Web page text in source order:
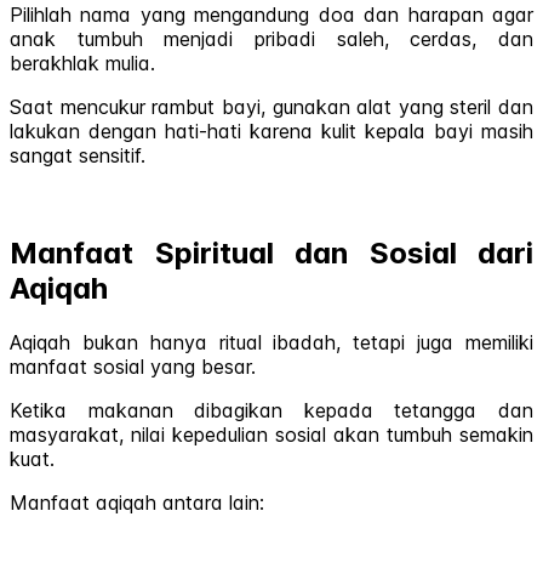
Pilihlah nama yang mengandung doa dan harapan agar
anak tumbuh menjadi pribadi saleh, cerdas, dan
berakhlak mulia.
Saat mencukur rambut bayi, gunakan alat yang steril dan
lakukan dengan hati-hati karena kulit kepala bayi masih
sangat sensitif.
Manfaat Spiritual dan Sosial dari
Aqiqah
Aqiqah bukan hanya ritual ibadah, tetapi juga memiliki
manfaat sosial yang besar.
Ketika makanan dibagikan kepada tetangga dan
masyarakat, nilai kepedulian sosial akan tumbuh semakin
kuat.
Manfaat aqiqah antara lain: